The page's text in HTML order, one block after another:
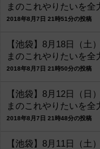
まのこれやりたいを全
2018年8月7日 21時51分の投稿
【池袋】8月18日（
まのこれやりたいを全
2018年8月7日 21時50分の投稿
【池袋】8月12日（
まのこれやりたいを全
2018年8月7日 21時48分の投稿
【池袋】8月11日（